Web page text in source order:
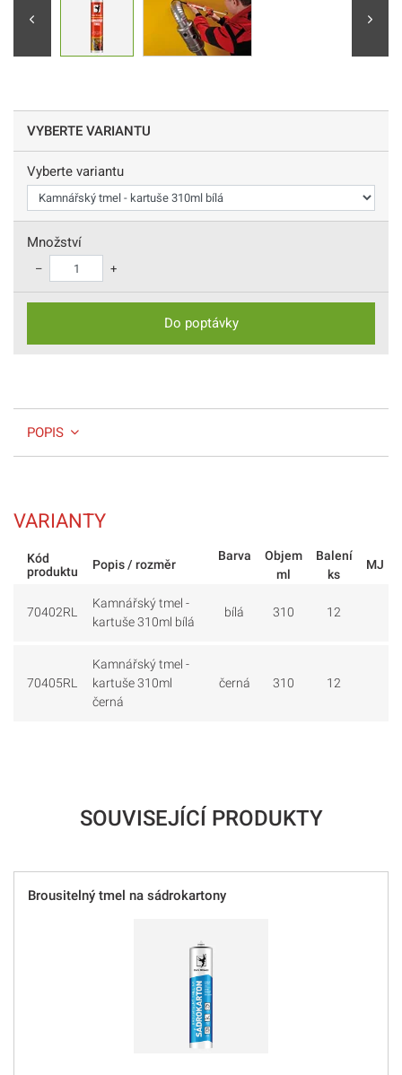
VYBERTE VARIANTU
Vyberte variantu
Množství
– +
Do poptávky
POPIS
VARIANTY
Kód
produktu
Popis / rozměr
Barva Objem Balení
MJ
ml ks
70402RL
Kamnářský tmel -
kartuše 310ml bílá
bílá 310 12
70405RL
Kamnářský tmel -
kartuše 310ml
černá
černá 310 12
SOUVISEJÍCÍ PRODUKTY
Brousitelný tmel na sádrokartony